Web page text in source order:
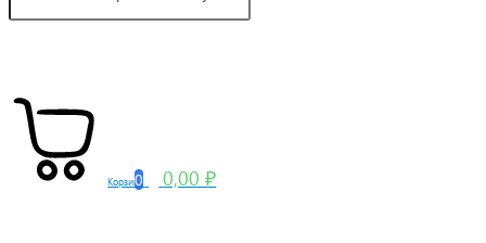
Корзина
0 0,00 ₽